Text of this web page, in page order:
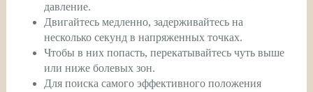
давление.
Двигайтесь медленно, задерживайтесь на
несколько секунд в напряженных точках.
Чтобы в них попасть, перекатывайтесь чуть выше
или ниже болевых зон.
Для поиска самого эффективного положения